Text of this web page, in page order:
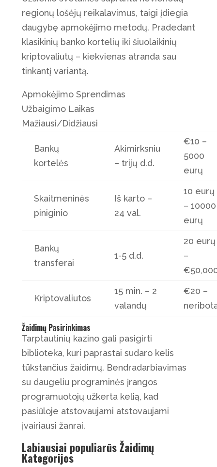
regionų lošėjų reikalavimus, taigi įdiegia
daugybę apmokėjimo metodų. Pradedant
klasikinių banko kortelių iki šiuolaikinių
kriptovaliutų – kiekvienas atranda sau
tinkantį variantą.
Apmokėjimo Sprendimas
Užbaigimo Laikas
Mažiausi/Didžiausi
Bankų
kortelės
Akimirksniu
– trijų d.d.
€10 –
5000
eurų
Skaitmeninės
piniginio
Iš karto –
24 val.
10 eurų
– 10000
eurų
Bankų
transferai
1-5 d.d.
20 eurų
–
Kriptovaliutos
15 min. – 2
valandų
€20 –
Žaidimų Pasirinkimas
Tarptautinių kazino gali pasigirti
biblioteka, kuri paprastai sudaro kelis
tūkstančius žaidimų. Bendradarbiavimas
su daugeliu programinės įrangos
programuotojų užkerta kelią, kad
pasiūloje atstovaujami atstovaujami
įvairiausi žanrai.
Labiausiai populiarūs Žaidimų
Kategorijos